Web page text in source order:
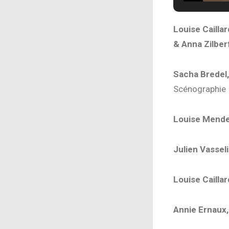
Louise
& Anna
Sacha
Scénographie
Louise
Julien
Louise
Annie